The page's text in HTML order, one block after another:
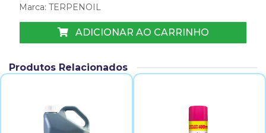
Marca: TERPENOIL
ADICIONAR AO CARRINHO
Produtos Relacionados